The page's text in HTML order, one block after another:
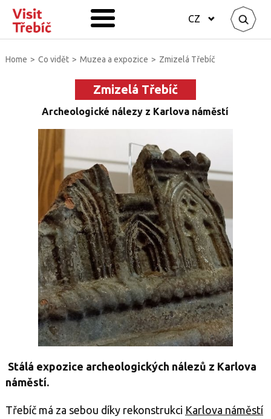
CZ
Home > Co vidět > Muzea a expozice > Zmizelá Třebíč
Zmizelá Třebíč
Archeologické nálezy z Karlova náměstí
Stálá expozice archeologických nálezů z Karlova
náměstí.
Třebíč má za sebou díky rekonstrukci Karlova náměstí